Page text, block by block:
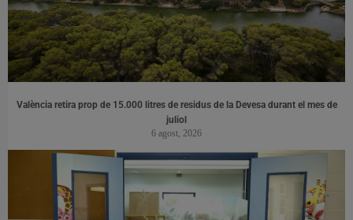
València retira prop de 15.000 litres de residus de la Devesa durant el mes de
juliol
6 agost, 2026